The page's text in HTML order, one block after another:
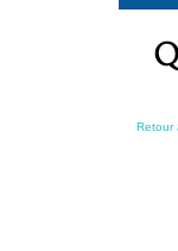
Retour